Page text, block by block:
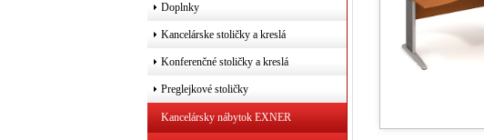
Doplnky
Kancelárske stoličky a kreslá
Konferenčné stoličky a kreslá
Preglejkové stoličky
Kancelársky nábytok EXNER